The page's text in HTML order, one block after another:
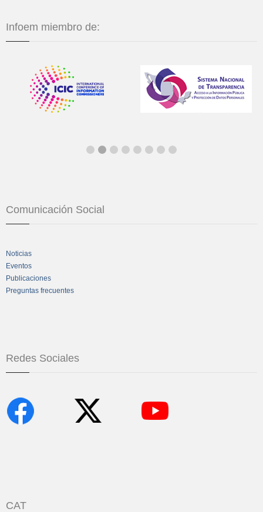
Infoem miembro de:
Comunicación Social
Noticias
Eventos
Publicaciones
Preguntas frecuentes
Redes Sociales
CAT